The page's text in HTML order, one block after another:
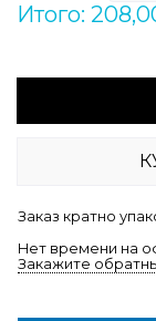
Итого:
Заказ кратно
Нет времени на
Закажите